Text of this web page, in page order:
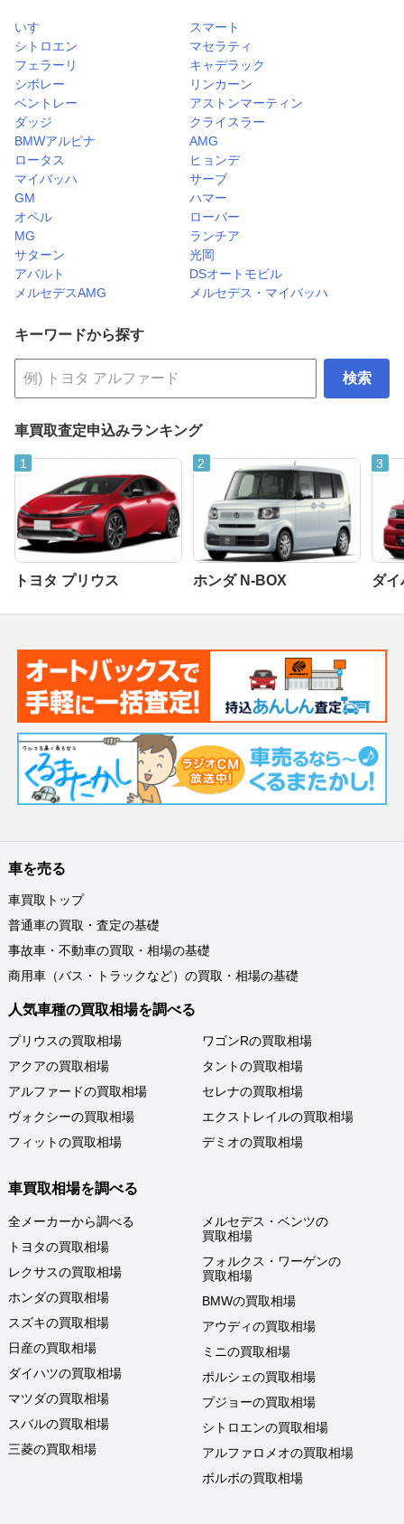
いすゞ
スマート
シトロエン
マセラティ
フェラーリ
キャデラック
シボレー
リンカーン
ベントレー
アストンマーティン
ダッジ
クライスラー
BMWアルピナ
AMG
ロータス
ヒョンデ
マイバッハ
サーブ
GM
ハマー
オペル
ローバー
MG
ランチア
サターン
光岡
アバルト
DSオートモビル
メルセデスAMG
メルセデス・マイバッハ
キーワードから探す
検索
車買取査定申込みランキング
トヨタ プリウス ホンダ N-BOX ダイ
車を売る
車買取トップ
普通車の買取・査定の基礎
事故車・不動車の買取・相場の基礎
商用車（バス・トラックなど）の買取・相場の基礎
人気車種の買取相場を調べる
プリウスの買取相場
アクアの買取相場
アルファードの買取相場
ヴォクシーの買取相場
フィットの買取相場
ワゴンRの買取相場
タントの買取相場
セレナの買取相場
エクストレイルの買取相場
デミオの買取相場
車買取相場を調べる
全メーカーから調べる
トヨタの買取相場
レクサスの買取相場
ホンダの買取相場
スズキの買取相場
日産の買取相場
ダイハツの買取相場
マツダの買取相場
スバルの買取相場
三菱の買取相場
メルセデス・ベンツの
買取相場
フォルクス・ワーゲンの
買取相場
BMWの買取相場
アウディの買取相場
ミニの買取相場
ポルシェの買取相場
プジョーの買取相場
シトロエンの買取相場
アルファロメオの買取相場
ボルボの買取相場